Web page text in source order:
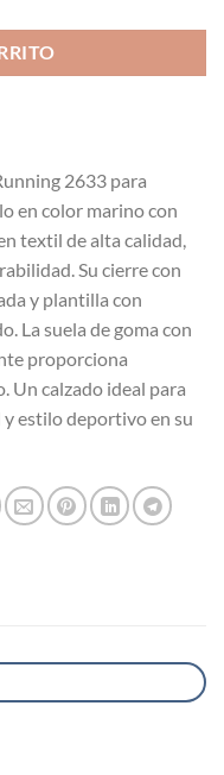
2633 para
en color marino con
textil de alta calidad,
Su cierre con
y plantilla con
La suela de goma con
proporciona
Un calzado ideal para
estilo deportivo en su